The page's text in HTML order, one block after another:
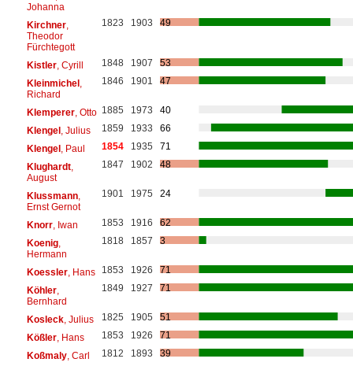
Johanna
Kirchner,
Theodor
Fürchtegott
1823 1903 49
Kistler, Cyrill 1848 1907
53
Kleinmichel,
Richard
1846 1901 47
Klemperer, Otto 1885 1973
40
Klengel, Julius 1859 1933
66
Klengel, Paul 1854 1935
71
Klughardt,
August
1847 1902 48
Klussmann,
Ernst Gernot
1901 1975 24
Knorr, Iwan 1853 1916
62
Koenig,
Hermann
1818 1857 3
Koessler, Hans 1853 1926
71
Köhler,
Bernhard
1849 1927 71
Kosleck, Julius 1825 1905
51
Kößler, Hans 1853 1926
71
Koßmaly, Carl 1812 1893
39